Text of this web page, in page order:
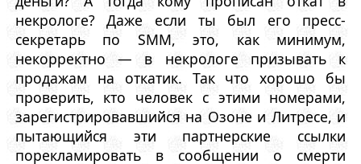
некрологе? Даже если ты был его пресс-
секретарь по SMM, это, как минимум,
некорректно — в некрологе призывать к
продажам на откатик. Так что хорошо бы
проверить, кто человек с этими номерами,
зарегистрировавшийся на Озоне и Литресе, и
пытающийся эти партнерские ссылки
порекламировать в сообщении о смерти